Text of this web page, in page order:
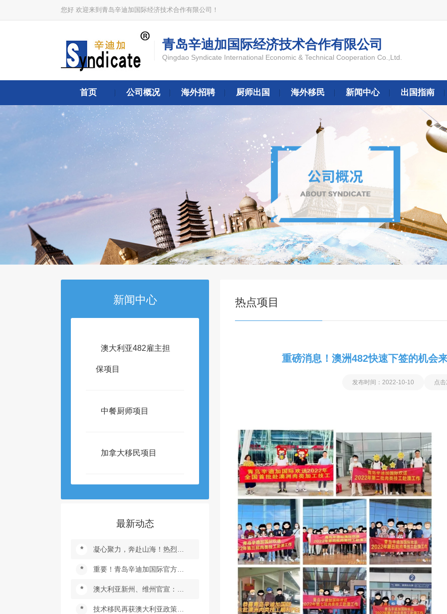
您好 欢迎来到青岛辛迪加国际经济技术合作有限公司！
青岛辛迪加国际经济技术合作有限公司
Qingdao Syndicate International Economic & Technical Cooperation Co.,Ltd.
首页 公司概况 海外招聘 厨师出国 海外移民 新闻中心 出国指南
新闻中心
澳大利亚482雇主担
保项目
中餐厨师项目
加拿大移民项目
最新动态
*
* 重要！青岛辛迪加国际官方公众号迁移通知
*
* 技术移民再获澳大利亚政策优待！
热点项目
重磅消息！澳洲482快速下签的机会
发布时间：2022-10-10 点